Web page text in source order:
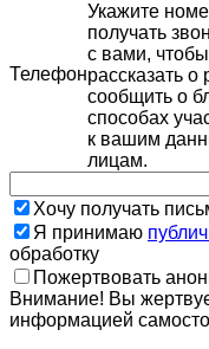
Телефон
Укажите
получать
с вами,
рассказать
сообщить о
способах
к вашим
лицам.
Хочу получать
Я принимаю
обработку
Пожертвовать
Внимание! Вы
информацией